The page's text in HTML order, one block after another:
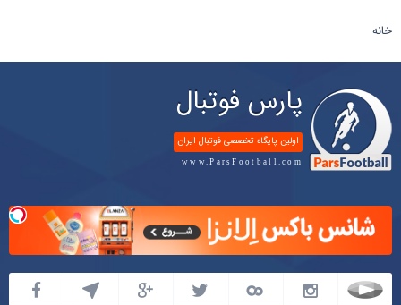
خانه
پارس فوتبال
اولین پایگاه تخصصی فوتبال ایران
www.ParsFootball.com